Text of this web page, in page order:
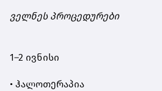
ველნეს პროცედურები
1–2 ივნისი
• ჰალოთერაპია